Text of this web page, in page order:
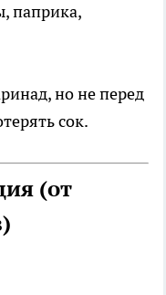
паприка,
но не перед
сок.
(от